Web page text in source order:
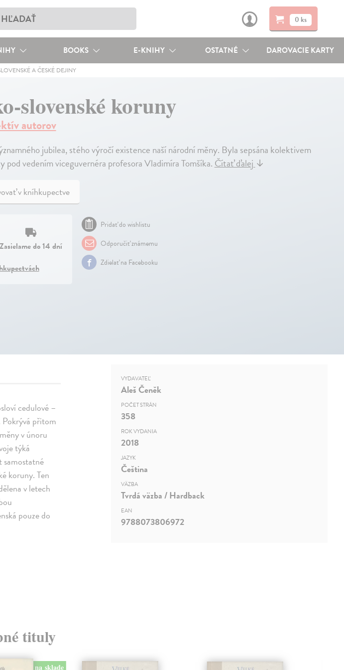
0 ks
BOOKS E-KNIHY OSTATNÉ DAROVACIE KARTY
A ČESKÉ DEJINY
slovenské koruny
autorov
jubilea, stého výročí existence naší národní měny. Byla sepsána kolektivem
pod vedením viceguvernéra profesora Vladimíra Tomšíka.Čítať ďalej↓
v kníhkupectve
Zasielame do 14 dní
Pridať do wishlistu
Odporučiť známemu
Zdielať na Facebooku
cedulové –
Pokrývá přitom
v únoru
týká
samostatné
koruny. Ten
v letech
pouze do
VYDAVATEĽ
Aleš Čeněk
POČET STRÁN
358
ROK VYDANIA
2018
JAZYK
Čeština
VÄZBA
Tvrdá väzba / Hardback
EAN
9788073806972
tituly
na sklade